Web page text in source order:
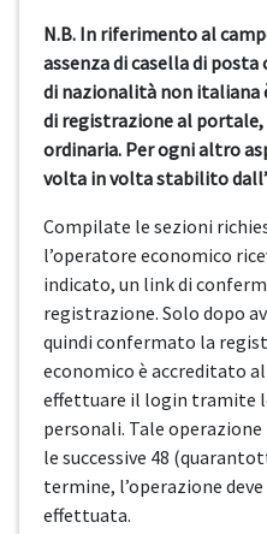
N.B. In riferimento al
assenza di casella di
di nazionalità non italiana
di registrazione al
ordinaria. Per ogni altro
volta in volta stabilito
Compilate le sezioni
l’operatore economico
indicato, un link di
registrazione. Solo dopo
quindi confermato la
economico è accreditato
effettuare il login tramite
personali. Tale
le successive 48
termine, l’operazione
effettuata.